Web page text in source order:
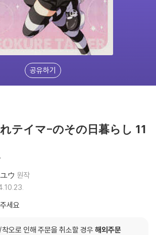
공유하기
テイマ-のその日暮らし 11
ウ 원작
세요
오로 인해 주문을 취소할 경우 해외주문